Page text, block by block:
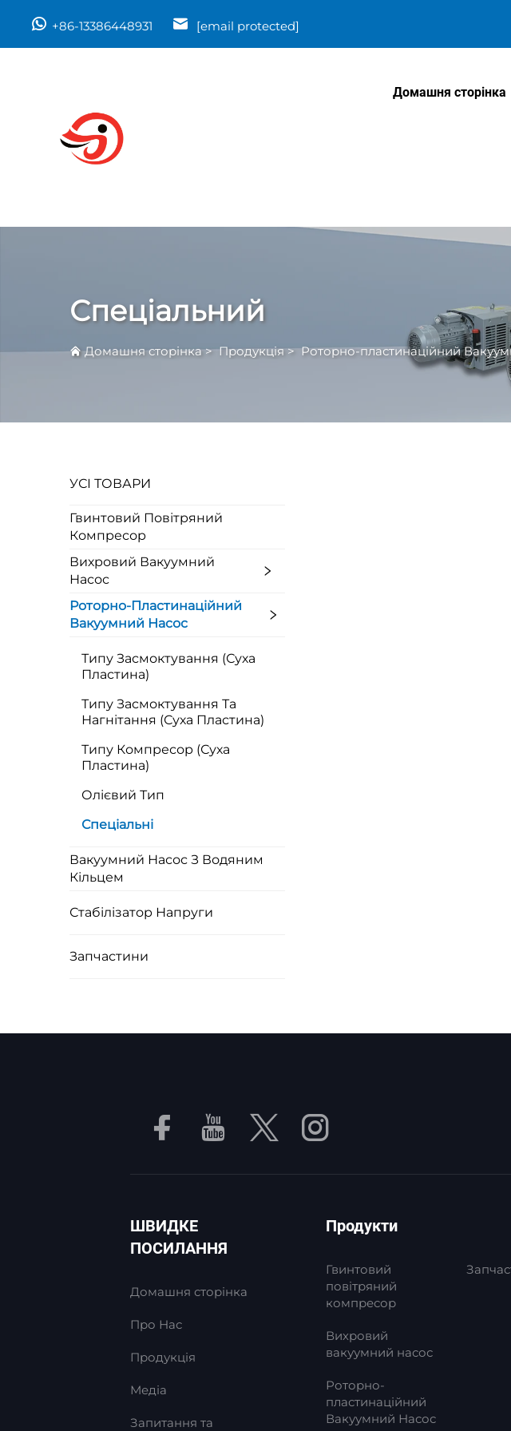
+86-13386448931 [email protected]
Домашня сторінка
Спеціальний
Домашня сторінка>Продукція>Роторно-пластинаційний
УСІ ТОВАРИ
Гвинтовий Повітряний
Компресор
Вихровий Вакуумний
Насос
Роторно-Пластинаційний
Вакуумний Насос
Типу Засмоктування (Суха
Пластина)
Типу Засмоктування Та
Нагнітання (Суха Пластина)
Типу Компресор (Суха
Пластина)
Олієвий Тип
Спеціальні
Вакуумний Насос З Водяним
Кільцем
Стабілізатор Напруги
Запчастини
ШВИДКЕ
ПОСИЛАННЯ
Домашня сторінка
Про Нас
Продукція
Медіа
Запитання та
Продукти
Гвинтовий
повітряний
компресор
Вихровий
вакуумний насос
Роторно-
пластинаційний
Вакуумний Насос